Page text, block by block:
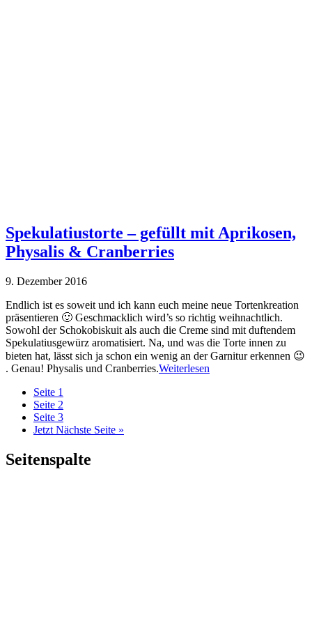
Spekulatiustorte – gefüllt mit Aprikosen,
Physalis & Cranberries
9. Dezember 2016
Endlich ist es soweit und ich kann euch meine neue Tortenkreation
präsentieren 🙂 Geschmacklich wird’s so richtig weihnachtlich.
Sowohl der Schokobiskuit als auch die Creme sind mit duftendem
Spekulatiusgewürz aromatisiert. Na, und was die Torte innen zu
bieten hat, lässt sich ja schon ein wenig an der Garnitur erkennen 😉
. Genau! Physalis und Cranberries.Weiterlesen
Seite 1
Seite 2
Seite 3
Jetzt Nächste Seite »
Seitenspalte